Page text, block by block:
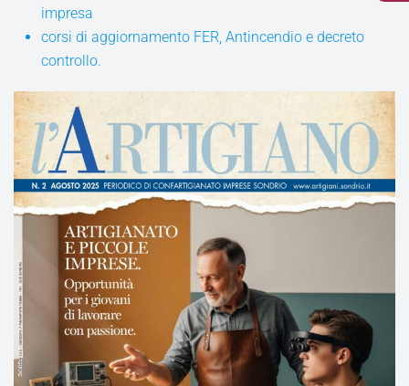
impresa
corsi di aggiornamento FER, Antincendio e decreto
controllo.